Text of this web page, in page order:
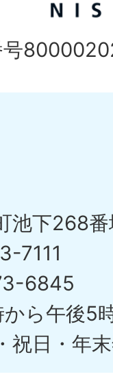
号
池下268
7111
6845
ら午後5
祝日・年